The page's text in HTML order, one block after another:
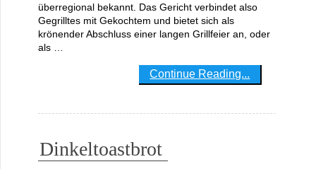
überregional bekannt. Das Gericht verbindet also
Gegrilltes mit Gekochtem und bietet sich als
krönender Abschluss einer langen Grillfeier an, oder
als …
Continue Reading...
Dinkeltoastbrot